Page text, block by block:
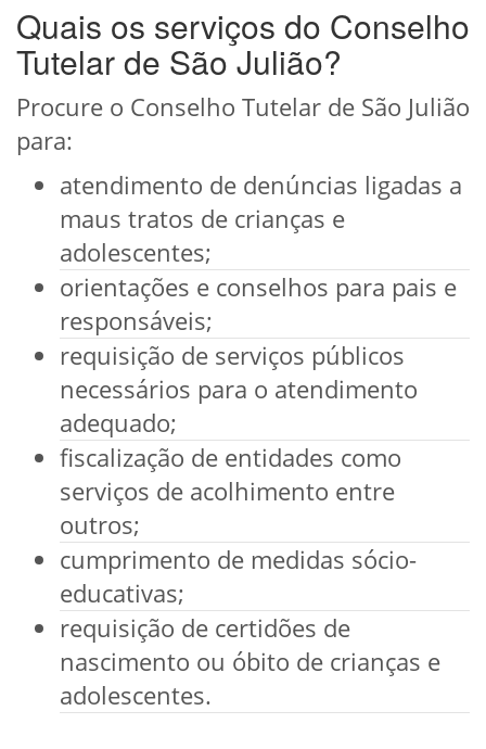
Quais os serviços do Conselho
Tutelar de São Julião?
Procure o Conselho Tutelar de São Julião
para:
atendimento de denúncias ligadas a
maus tratos de crianças e
adolescentes;
orientações e conselhos para pais e
responsáveis;
requisição de serviços públicos
necessários para o atendimento
adequado;
fiscalização de entidades como
serviços de acolhimento entre
outros;
cumprimento de medidas sócio-
educativas;
requisição de certidões de
nascimento ou óbito de crianças e
adolescentes.